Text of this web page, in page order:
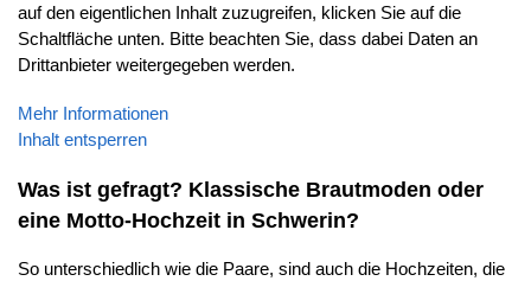
auf den eigentlichen Inhalt zuzugreifen, klicken Sie auf die
Schaltfläche unten. Bitte beachten Sie, dass dabei Daten an
Drittanbieter weitergegeben werden.
Mehr Informationen
Inhalt entsperren
Was ist gefragt? Klassische Brautmoden oder
eine Motto-Hochzeit in Schwerin?
So unterschiedlich wie die Paare, sind auch die Hochzeiten, die